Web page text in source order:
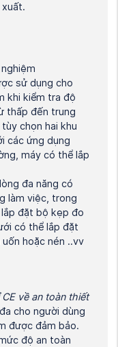
xuất.
sử dụng cho
khi kiểm tra độ
thấp đến trung
chọn hai khu
các ứng dụng
máy có thể lắp
đa năng có
làm việc, trong
đặt bộ kẹp đo
có thể lắp đặt
hoặc nén ..vv
về an toàn thiết
cho người dùng
được đảm bảo.
độ an toàn